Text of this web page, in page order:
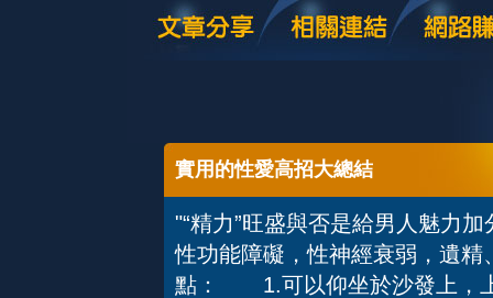
實用的性愛高招大總結
"“精力”旺盛與否是給男人魅力
性功能障礙，性神經衰弱，遺
點： 1.可以仰坐於沙發上，上